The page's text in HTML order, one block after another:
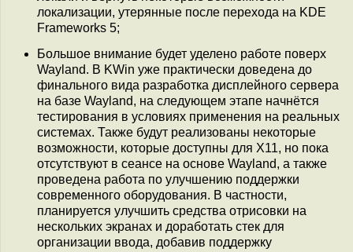
локализации, утерянные после перехода на KDE
Frameworks 5;
Большое внимание будет уделено работе поверх
Wayland. В KWin уже практически доведена до
финального вида разработка дисплейного сервера
на базе Wayland, на следующем этапе начнётся
тестирования в условиях применения на реальных
системах. Также будут реализованы некоторые
возможности, которые доступны для X11, но пока
отсутствуют в сеансе на основе Wayland, а также
проведена работа по улучшению поддержки
современного оборудования. В частности,
планируется улучшить средства отрисовки на
нескольких экранах и доработать стек для
организации ввода, добавив поддержку